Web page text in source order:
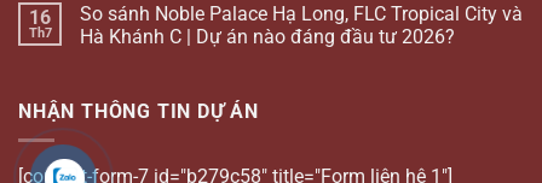
16
Th7
So sánh Noble Palace Hạ Long, FLC Tropical City và
Hà Khánh C | Dự án nào đáng đầu tư 2026?
NHẬN THÔNG TIN DỰ ÁN
[contact-form-7 id="b279c58" title="Form liên hệ 1"]